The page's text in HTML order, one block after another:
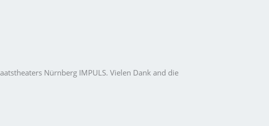
Nürnberg IMPULS. Vielen Dank and die